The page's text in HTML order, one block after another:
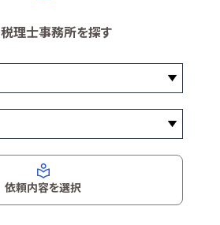
税理士事務所を探す
依頼内容を選択